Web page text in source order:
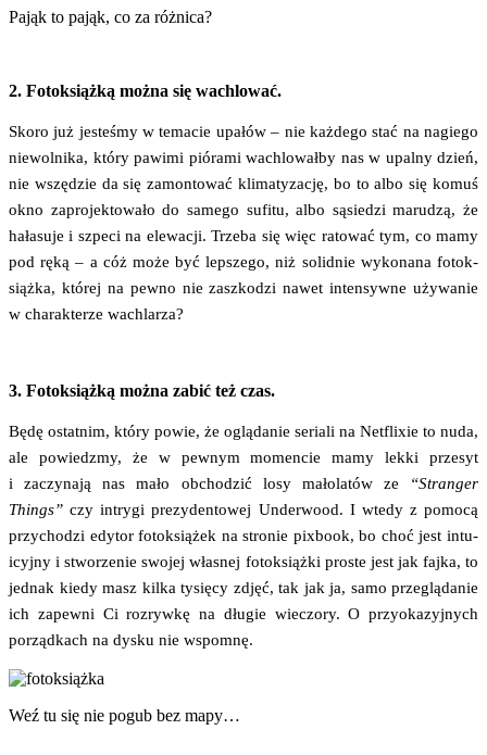
Pająk to pająk, co za różnica?
2. Fotoksiążką można się wachlować.
Sko­ro już jeste­śmy w tema­cie upa­łów – nie każ­de­go stać na nagie­go
nie­wol­ni­ka, któ­ry pawi­mi pió­ra­mi wachlo­wał­by nas w upal­ny dzień,
nie wszę­dzie da się zamon­to­wać kli­ma­ty­za­cję, bo to albo się komuś
okno zapro­jek­to­wa­ło do same­go sufi­tu, albo sąsie­dzi maru­dzą, że
hała­su­je i szpe­ci na ele­wa­cji. Trze­ba się więc rato­wać tym, co mamy
pod ręką – a cóż może być lep­sze­go, niż solid­nie wyko­na­na fotok­
siąż­ka, któ­rej na pew­no nie zaszko­dzi nawet inten­syw­ne uży­wa­nie
w cha­rak­te­rze wachlarza?
3. Fotoksiążką można zabić też czas.
Będę ostat­nim, któ­ry powie, że oglą­da­nie seria­li na Net­fli­xie to nuda,
ale powiedz­my, że w pew­nym momen­cie mamy lek­ki prze­syt
i zaczy­na­ją nas mało obcho­dzić losy mało­la­tów ze
“Stran­ger
Things” czy intry­gi pre­zy­den­to­wej Under­wo­od. I wte­dy z pomo­cą
przy­cho­dzi edy­tor fotok­sią­żek na stro­nie pixbo­ok, bo choć jest intu­
icyj­ny i stwo­rze­nie swo­jej wła­snej fotok­siąż­ki pro­ste jest jak faj­ka, to
jed­nak kie­dy masz kil­ka tysię­cy zdjęć, tak jak ja, samo prze­glą­da­nie
ich zapew­ni Ci roz­ryw­kę na dłu­gie wie­czo­ry. O przy­oka­zyj­nych
porząd­kach na dys­ku nie wspomnę.
Weź tu się nie pogub bez mapy…